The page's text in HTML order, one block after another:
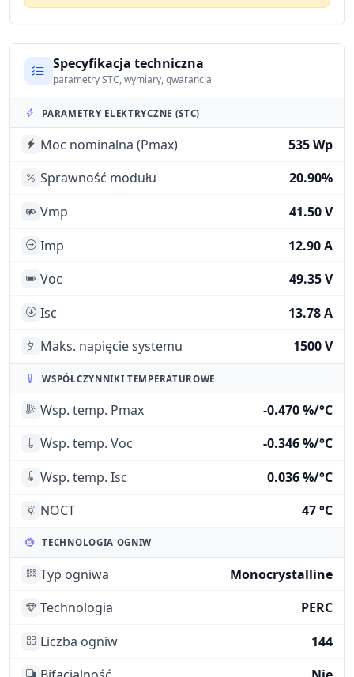
Specyfikacja techniczna
parametry STC, wymiary, gwarancja
PARAMETRY ELEKTRYCZNE (STC)
Moc nominalna (Pmax)
535 Wp
Sprawność modułu
20.90%
Vmp
41.50 V
Imp
12.90 A
Voc
49.35 V
Isc
13.78 A
Maks. napięcie systemu
1500 V
WSPÓŁCZYNNIKI TEMPERATUROWE
Wsp. temp. Pmax
-0.470 %/°C
Wsp. temp. Voc
-0.346 %/°C
Wsp. temp. Isc
0.036 %/°C
NOCT
47 °C
TECHNOLOGIA OGNIW
Typ ogniwa
Monocrystalline
Technologia
PERC
Liczba ogniw
144